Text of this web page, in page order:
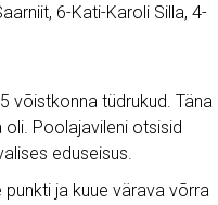
6-Kati-Karoli Silla, 4-
võistkonna tüdrukud. Täna
Poolajavileni otsisid
eduseisus.
ja kuue värava võrra